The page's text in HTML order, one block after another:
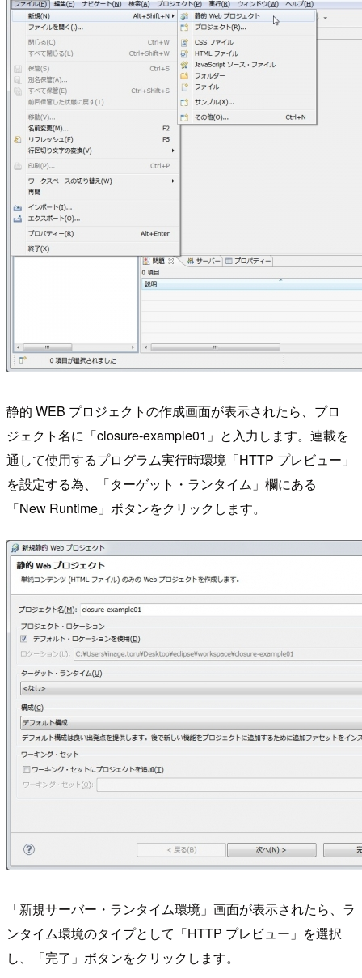
静的 WEB プロジェクトの作成画面が表示されたら、プロ
ジェクト名に「closure-example01」と入力します。連載を
通して使用するプログラム実行時環境「HTTP プレビュー」
を設定する為、「ターゲット・ランタイム」欄にある
「New Runtime」ボタンをクリックします。
「新規サーバー・ランタイム環境」画面が表示されたら、ラ
ンタイム環境のタイプとして「HTTP プレビュー」を選択
し、「完了」ボタンをクリックします。